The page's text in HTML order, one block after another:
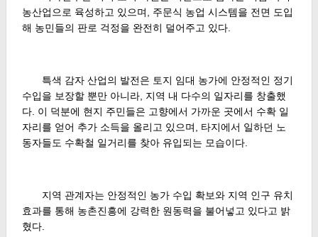
농산업으로 육성하고 있으며, 주문식 농업 시스템을 전면 도입
해 농민들의 판로 걱정을 완전히 덜어주고 있다.
특색 감자 산업의 발전은 토지 임대 농가에 안정적인 정기
수입을 보장할 뿐만 아니라, 지역 내 다수의 일자리를 창출했
다. 이 덕분에 현지 주민들은 고향에서 가까운 곳에서 수확 일
자리를 얻어 추가 소득을 올리고 있으며, 타지에서 일하던 노
동자들도 수확철 일거리를 찾아 유입되는 모습이다.
지역 관계자는 안정적인 농가 수입 확보와 지역 인구 유치
효과를 통해 농촌진흥에 강력한 원동력을 불어넣고 있다고 밝
혔다.